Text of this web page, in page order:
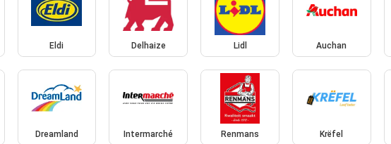
Eldi Delhaize Lidl Auchan
Dreamland Intermarché Renmans Krëfel